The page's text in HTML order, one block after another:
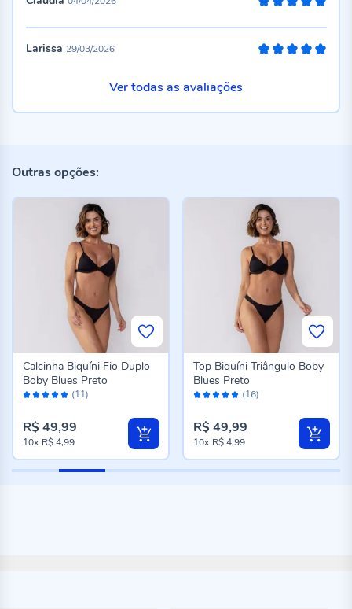
Larissa 29/03/2026
Ver todas as avaliações
Outras opções:
Avaliação: (11)
Calcinha Biquíni Fio Duplo
Boby Blues Preto
R$ 49,99
10x R$ 4,99
Avaliação: (16)
Top Biquíni Triângulo Boby
Blues Preto
R$ 49,99
10x R$ 4,99